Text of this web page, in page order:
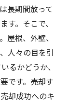
長期間放って
す。そこで、
屋根、外壁、
人々の目を引
るかどうか、
です。売却す
却成功へのキ